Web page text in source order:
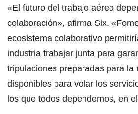
«El futuro del trabajo aéreo
colaboración», afirma Six.
ecosistema colaborativo
industria trabajar junta para
tripulaciones preparadas para la
disponibles para volar los
los que todos dependemos, en